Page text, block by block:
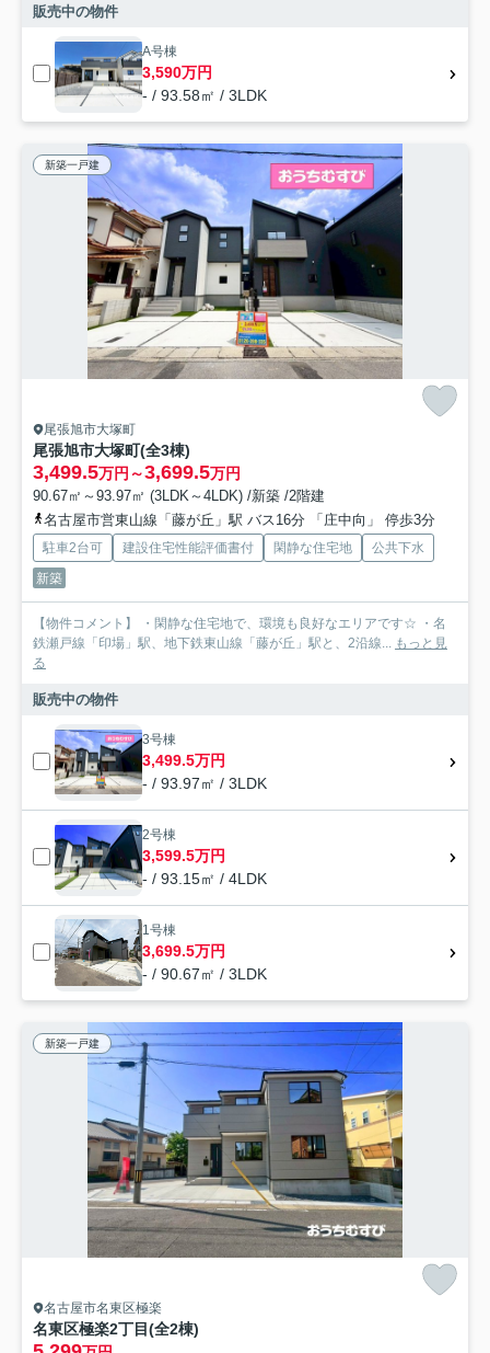
販売中の物件
A号棟
3,590万円
- / 93.58㎡ / 3LDK
新築一戸建
尾張旭市大塚町
尾張旭市大塚町(全3棟)
3,499.5万円～3,699.5万円
90.67㎡～93.97㎡ (3LDK～4LDK) /新築 /2階建
名古屋市営東山線「藤が丘」駅 バス16分 「庄中向」 停歩3分
駐車2台可 建設住宅性能評価書付 閑静な住宅地
公共下水
新築
【物件コメント】 ・閑静な住宅地で、環境も良好なエリアです☆ ・名
鉄瀬戸線「印場」駅、地下鉄東山線「藤が丘」駅と、2沿線...
もっと見
る
販売中の物件
3号棟
3,499.5万円
- / 93.97㎡ / 3LDK
2号棟
3,599.5万円
- / 93.15㎡ / 4LDK
1号棟
3,699.5万円
- / 90.67㎡ / 3LDK
新築一戸建
名古屋市名東区極楽
名東区極楽2丁目(全2棟)